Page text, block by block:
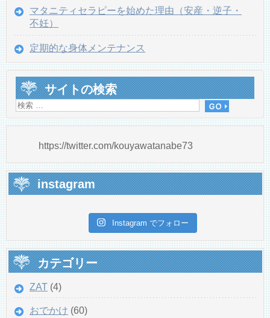
マタニティセラピーを始めた理由（安産・逆子・
不妊）
定期的な身体メンテナンス
サイトの検索
https://twitter.com/kouyawatanabe73
instagram
Instagram でフォロー
カテゴリー
ZAT (4)
おでかけ (60)